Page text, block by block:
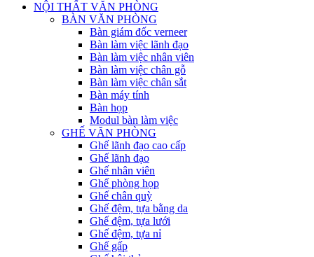
NỘI THẤT VĂN PHÒNG
BÀN VĂN PHÒNG
Bàn giám đốc verneer
Bàn làm việc lãnh đạo
Bàn làm việc nhân viên
Bàn làm việc chân gỗ
Bàn làm việc chân sắt
Bàn máy tính
Bàn họp
Modul bàn làm việc
GHẾ VĂN PHÒNG
Ghế lãnh đạo cao cấp
Ghế lãnh đạo
Ghế nhân viên
Ghế phòng họp
Ghế chân quỳ
Ghế đệm, tựa bằng da
Ghế đệm, tựa lưới
Ghế đệm, tựa nỉ
Ghế gấp